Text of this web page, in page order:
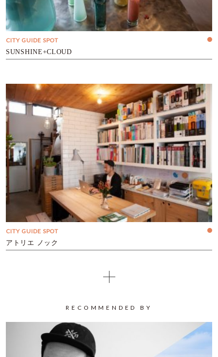
CITY GUIDE SPOT
SUNSHINE+CLOUD
CITY GUIDE SPOT
アトリエ ノック
RECOMMENDED BY